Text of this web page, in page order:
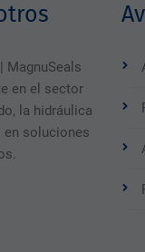
MagnuSeals
en el sector
la hidráulica
en soluciones